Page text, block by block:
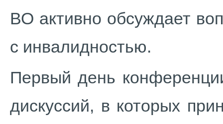
ВО активно обсуждает
с инвалидностью.
Первый день
дискуссий, в которых